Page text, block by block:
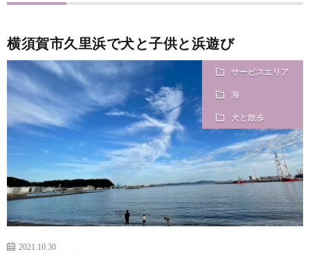
r
l
e
T
n
d
合
わ
横須賀市久里浜で犬と子供と浜遊び
サービスエリア
海
犬と散歩
2021.10.30